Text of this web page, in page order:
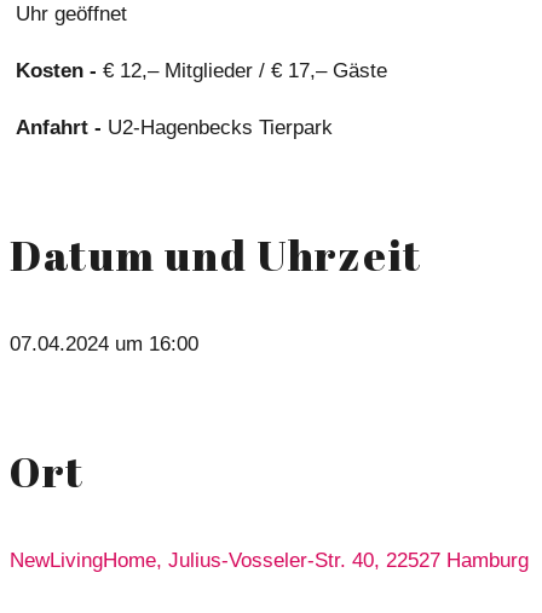
Uhr geöffnet
Kosten - € 12,– Mitglieder / € 17,– Gäste
Anfahrt - U2-Hagenbecks Tierpark
Datum und Uhrzeit
07.04.2024 um 16:00
Ort
NewLivingHome, Julius-Vosseler-Str. 40, 22527 Hamburg